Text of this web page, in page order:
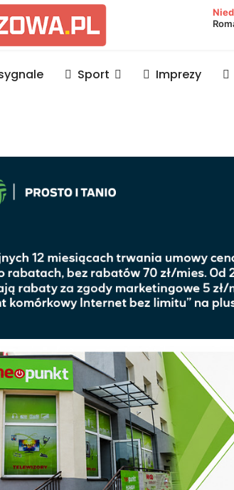
powiat
Sport Imprezy